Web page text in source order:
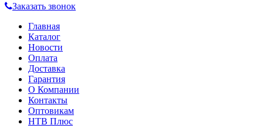
Заказать звонок
Главная
Каталог
Новости
Оплата
Доставка
Гарантия
О Компании
Контакты
Оптовикам
НТВ Плюс